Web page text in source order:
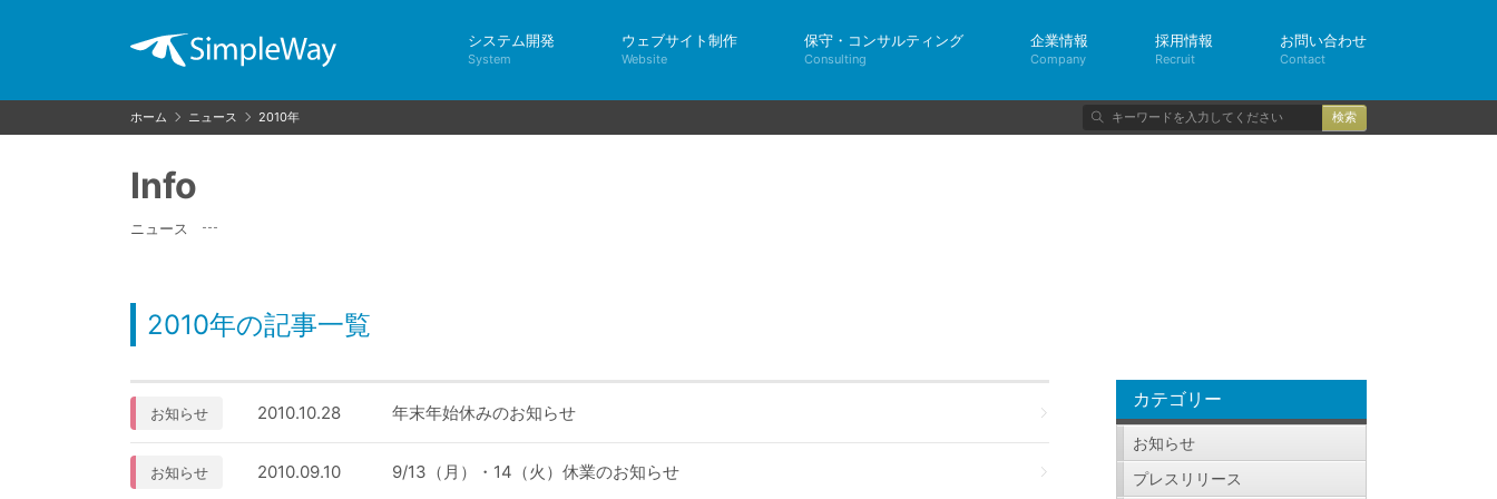
システム開発
System
ウェブサイト制作
Website
保守・コンサルティング
Consulting
企業情報
Company
採用情報
Recruit
お問い合わせ
Contact
ホーム ニュース 2010年
検
索
Info
ニュース
2010年の記事一覧
お知らせ 2010.10.28 年末年始休みのお知らせ
お知らせ 2010.09.10 9/13（月）・14（火）休業のお知らせ
カテゴリー
お知らせ
プレスリリース